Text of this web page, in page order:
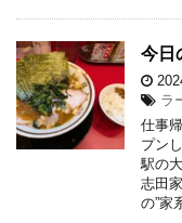
今日
ラ
仕事
プン
駅の
志田
の”家